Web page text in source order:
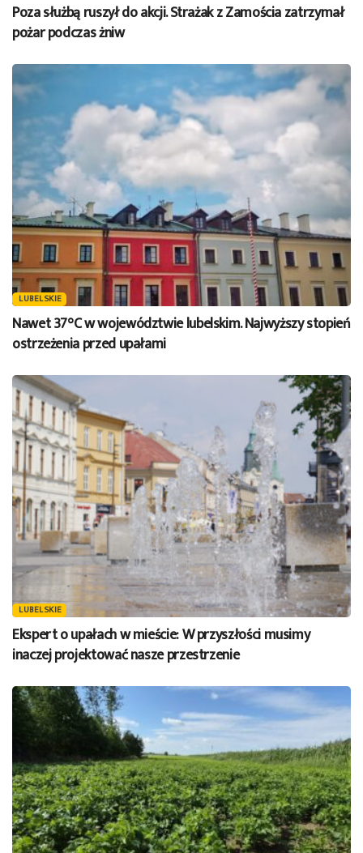
Poza służbą ruszył do akcji. Strażak z Zamościa zatrzymał
pożar podczas żniw
LUBELSKIE
Nawet 37°C w województwie lubelskim. Najwyższy stopień
ostrzeżenia przed upałami
LUBELSKIE
Ekspert o upałach w mieście: W przyszłości musimy
inaczej projektować nasze przestrzenie